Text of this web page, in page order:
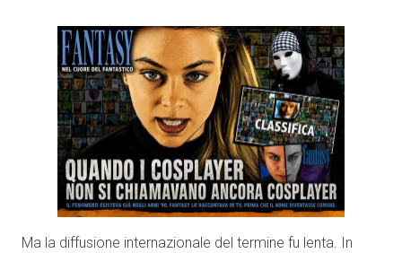
Ma la diffusione internazionale del termine fu lenta. In